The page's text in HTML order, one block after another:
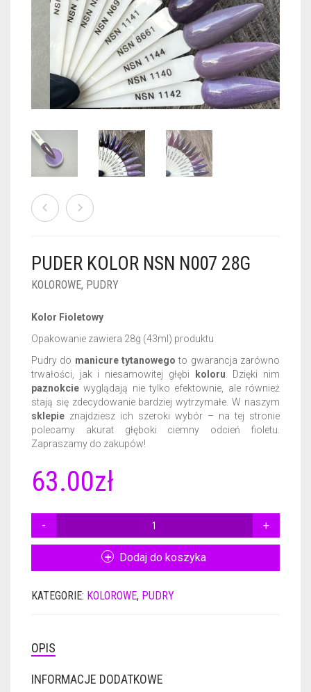
PUDRY BROKATOWE
PUDRY Z DROBINKAMI
PUDRY KOLOR PUR
PUDRY BUDUJĄCE
PUDRY DO FRENCH
PUDRY GALAXY
PUDRY SPARKLE
PUDRY TERMICZNE
PUDRY ŚWIECĄCE
FOIL DIP
GEL BASE 50ML
ACTIVATOR 50ML
ACTIVATOR POWER 50ML
GEL TOP 50ML
NAIL PREP 15ML
GEL BASE 15ML
GEL BASE + GEL TOP 15ML
GEL BASE DO ZDOBIEŃ 15ML
GEL TOP 15ML
NURSING OIL 15ML
BRUSH SAVER 15ML
CERTYFIKATY DERMATOLOGICZNE
AKCESORIA
RÓŻNE AKCESORIA
FREZY
GADŻETY REKLAMOWE
PLAKAT
PUDER KOLOR NSN N007 28G
KOLOROWE, PUDRY
Kolor Fioletowy
Opakowanie zawiera 28g (43ml) produktu
Pudry do manicure tytanowegoto gwarancja zarówno
trwałości, jak i niesamowitej głębi
koloru . Dzięki nim
paznokcie wyglądają nie tylko efektownie, ale również
stają się zdecydowanie bardziej wytrzymałe. W naszym
sklepie znajdziesz ich szeroki wybór – na tej stronie
polecamy akurat głęboki ciemny odcień fioletu.
Zapraszamy do zakupów!
63.00zł
PUDER
28G
Dodaj do koszyka
KATEGORIE: KOLOROWE, PUDRY
OPIS
INFORMACJE DODATKOWE